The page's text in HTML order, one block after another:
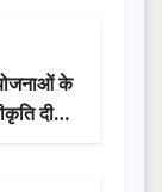
के
दी…